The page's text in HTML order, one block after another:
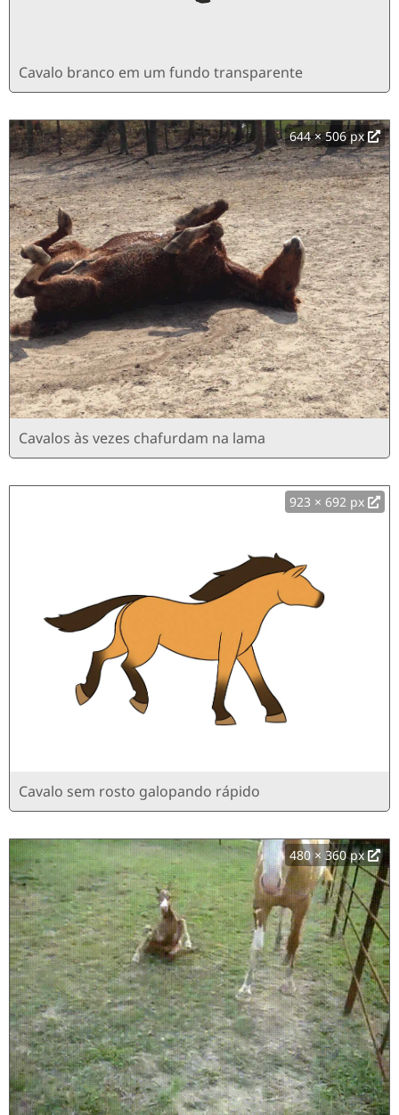
Cavalo branco em um fundo transparente
644 × 506 px
Cavalos às vezes chafurdam na lama
923 × 692 px
Cavalo sem rosto galopando rápido
480 × 360 px